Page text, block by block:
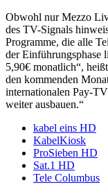
Obwohl nur Mezzo
des TV-Signals
Programme, die alle
der Einführungsphase
5,90€ monatlich“,
den kommenden
internationalen Pay-
weiter ausbauen.“
kabel eins HD
KabelKiosk
ProSieben HD
Sat.1 HD
Tele Columbus